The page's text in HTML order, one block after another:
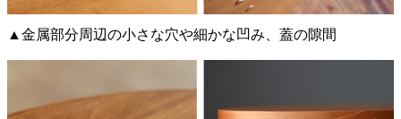
▲金属部分周辺の小さな穴や細かな凹み、蓋の隙間